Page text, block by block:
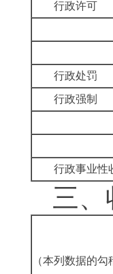
行政许可
行政处罚
行政强制
行政事业性
三、
（本列数据的